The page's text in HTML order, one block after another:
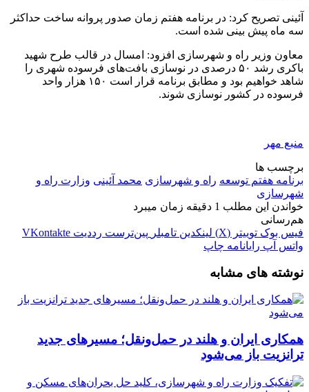
آئینی تصریح کرد: در برنامه هفتم زمان صدور پروانه ساخت حداکثر
سه ماه پیش بینی شده است.
معاون وزیر راه و شهرسازی افزود: امسال در قالب طرح شهید
باکری رشد ۵۰ درصدی در نوسازی بافت‌های فرسوده شهری را
شاهد خواهیم بود و مطابق برنامه قرار است ۱۵۰ هزار واحد
فرسوده در کشور نوسازی شوند.
منبع مهر
برچسب ها
برنامه هفتم توسعه راه و شهرسازی محمد آئینی وزارت راه و
شهرسازی
خواندن این مطلب 1 دقیقه زمان میبرد
هم‌رسانی
فیس بوک توییتر (X) لینکدین ‫تامبلر ‫پین‌ترست ‫رددیت ‫VKontakte
واتس آپ رایانامه چاپ
نوشته های مشابه
همکاری ایران و هلند در حمل‌ونقل؛ مسیرهای جدید
ترانزیت باز می‌شود